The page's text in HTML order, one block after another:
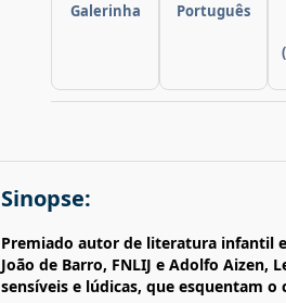
Galerinha Português
Sinopse:
Premiado autor de literatura infantil
João de Barro, FNLIJ e Adolfo Aizen,
sensíveis e lúdicas, que esquentam o